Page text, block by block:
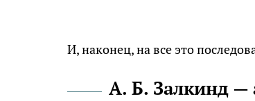
И, наконец, на все это
А. Б. Залкинд —